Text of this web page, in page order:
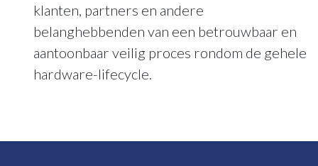
klanten, partners en andere
belanghebbenden van een betrouwbaar en
aantoonbaar veilig proces rondom de gehele
hardware-lifecycle.